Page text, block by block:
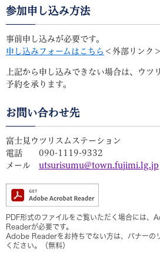
参加申し込み方法
事前申し込みが必要です。
申し込みフォームはこちら ＜外部リンク＞
上記から申し込みできない場合は、ウツ
予約を承ります。
お問い合わせ先
富士見ウツリスムステーション
電話 090-1119-9332
メール utsurisumu@town.fujimi.lg.jp
PDF形式のファイルをご覧いただく場合には
Readerが必要です。
Adobe Readerをお持ちでない方は、バナーの
ください。（無料）